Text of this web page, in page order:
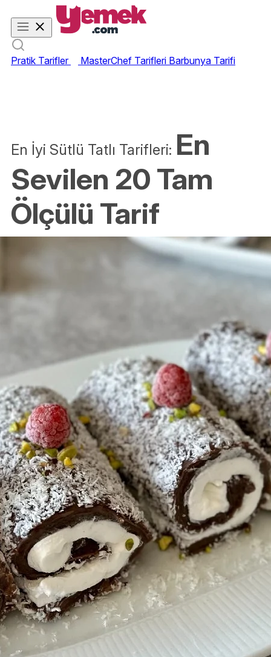
Pratik Tarifler MasterChef Tarifleri Barbunya Tarifi
En İyi Sütlü Tatlı Tarifleri: En
Sevilen 20 Tam
Ölçülü Tarif